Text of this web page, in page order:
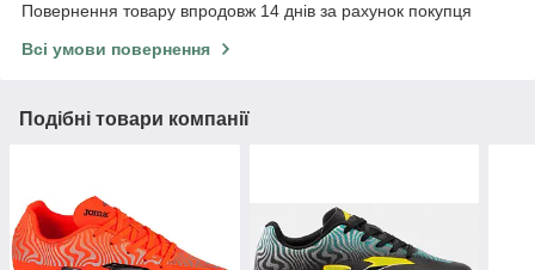
Повернення товару впродовж 14 днів за рахунок покупця
Всі умови повернення
Подібні товари компанії